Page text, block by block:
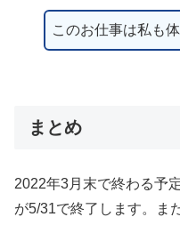
このお仕事は私も
まとめ
2022年3月末で終わる予
が5/31で終了します。ま